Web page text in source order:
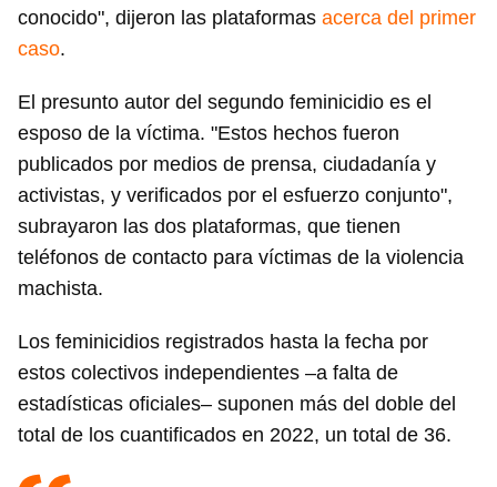
conocido", dijeron las plataformas acerca del primer
caso.
El presunto autor del segundo feminicidio es el
esposo de la víctima. "Estos hechos fueron
publicados por medios de prensa, ciudadanía y
activistas, y verificados por el esfuerzo conjunto",
subrayaron las dos plataformas, que tienen
teléfonos de contacto para víctimas de la violencia
machista.
Los feminicidios registrados hasta la fecha por
estos colectivos independientes –a falta de
estadísticas oficiales– suponen más del doble del
total de los cuantificados en 2022, un total de 36.